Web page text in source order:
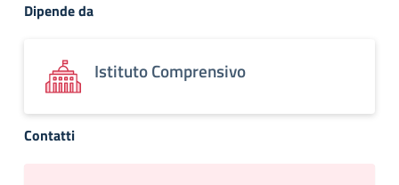
Dipende da
Istituto Comprensivo
Contatti